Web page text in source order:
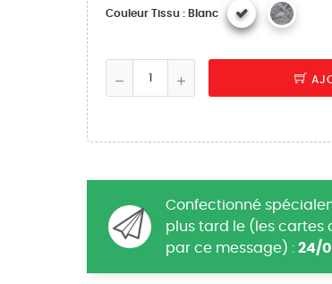
Couleur Tissu : Blanc
Confectionné
plus tard le (les cartes
par ce message) : 24/